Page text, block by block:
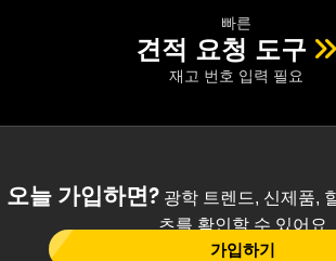
빠른
견적 요청 도구
재고 번호 입력 필요
오늘 가입하면?광학 트렌드, 신제품,
츠를 확인할 수 있어요
가입하기